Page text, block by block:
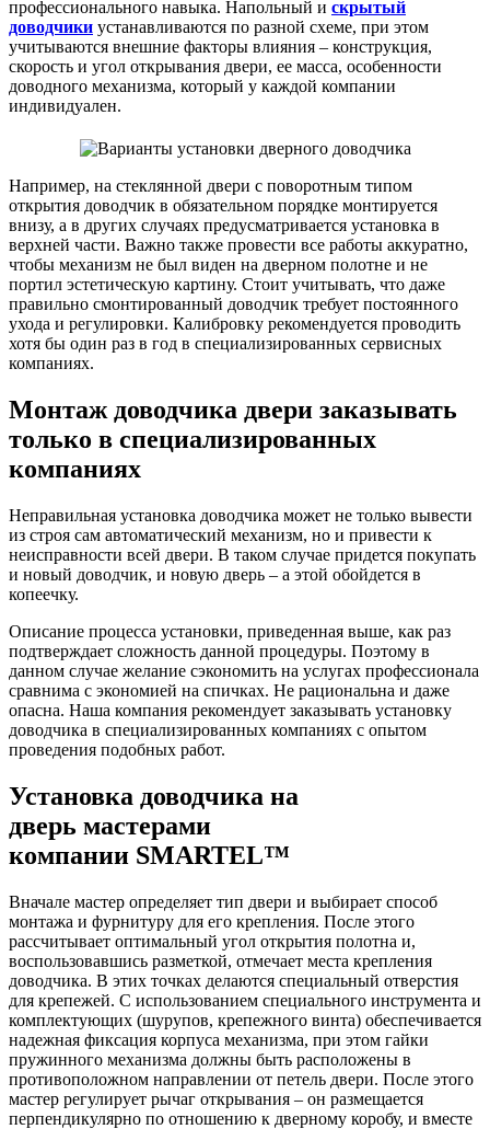
профессионального навыка. Напольный и скрытый
доводчики устанавливаются по разной схеме, при этом
учитываются внешние факторы влияния – конструкция,
скорость и угол открывания двери, ее масса, особенности
доводного механизма, который у каждой компании
индивидуален.
Например, на стеклянной двери с поворотным типом
открытия доводчик в обязательном порядке монтируется
внизу, а в других случаях предусматривается установка в
верхней части. Важно также провести все работы аккуратно,
чтобы механизм не был виден на дверном полотне и не
портил эстетическую картину. Стоит учитывать, что даже
правильно смонтированный доводчик требует постоянного
ухода и регулировки. Калибровку рекомендуется проводить
хотя бы один раз в год в специализированных сервисных
компаниях.
Монтаж доводчика двери заказывать
только в специализированных
компаниях
Неправильная установка доводчика может не только вывести
из строя сам автоматический механизм, но и привести к
неисправности всей двери. В таком случае придется покупать
и новый доводчик, и новую дверь – а этой обойдется в
копеечку.
Описание процесса установки, приведенная выше, как раз
подтверждает сложность данной процедуры. Поэтому в
данном случае желание сэкономить на услугах профессионала
сравнима с экономией на спичках. Не рациональна и даже
опасна. Наша компания рекомендует заказывать установку
доводчика в специализированных компаниях с опытом
проведения подобных работ.
Установка доводчика на
дверь мастерами
компании SMARTEL™
Вначале мастер определяет тип двери и выбирает способ
монтажа и фурнитуру для его крепления. После этого
рассчитывает оптимальный угол открытия полотна и,
воспользовавшись разметкой, отмечает места крепления
доводчика. В этих точках делаются специальный отверстия
для крепежей. С использованием специального инструмента и
комплектующих (шурупов, крепежного винта) обеспечивается
надежная фиксация корпуса механизма, при этом гайки
пружинного механизма должны быть расположены в
противоположном направлении от петель двери. После этого
мастер регулирует рычаг открывания – он размещается
перпендикулярно по отношению к дверному коробу, и вместе